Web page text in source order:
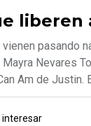
liberen
pasando
Nevares
Am de
interesar